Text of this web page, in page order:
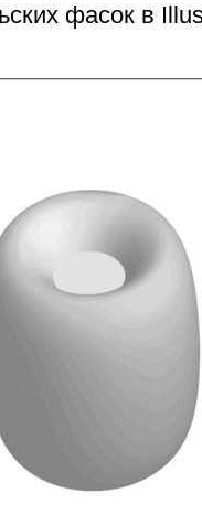
фасок в